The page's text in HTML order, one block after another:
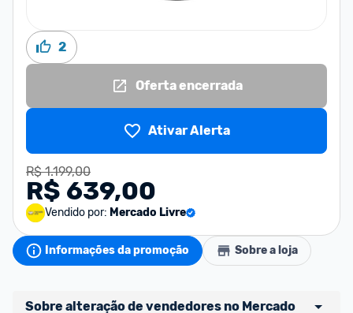
2
Oferta encerrada
Ativar Alerta
R$ 1.199,00
R$ 639,00
Vendido por: Mercado Livre
Informações da promoção Sobre a loja
Sobre alteração de vendedores no Mercado